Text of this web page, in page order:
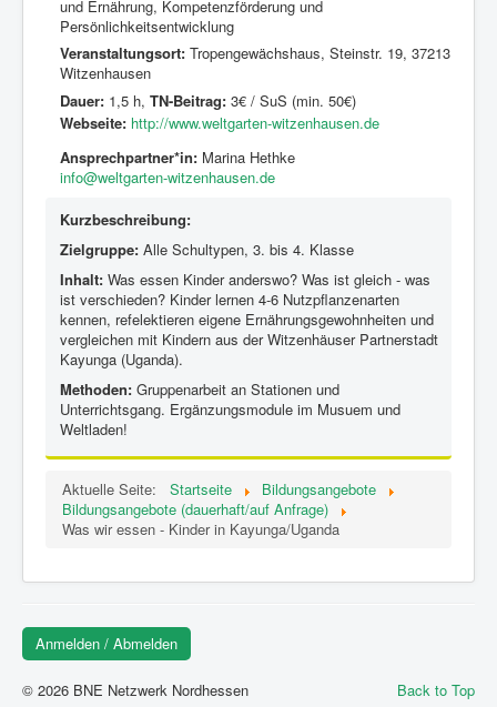
und Ernährung, Kompetenzförderung und
Persönlichkeitsentwicklung
Veranstaltungsort: Tropengewächshaus, Steinstr. 19, 37213
Witzenhausen
Dauer: 1,5 h, TN-Beitrag: 3€ / SuS (min. 50€)
Webseite: http://www.weltgarten-witzenhausen.de
Ansprechpartner*in: Marina Hethke
info@weltgarten-witzenhausen.de
Kurzbeschreibung:
Zielgruppe: Alle Schultypen, 3. bis 4. Klasse
Inhalt: Was essen Kinder anderswo? Was ist gleich - was
ist verschieden? Kinder lernen 4-6 Nutzpflanzenarten
kennen, refelektieren eigene Ernährungsgewohnheiten und
vergleichen mit Kindern aus der Witzenhäuser Partnerstadt
Kayunga (Uganda).
Methoden: Gruppenarbeit an Stationen und
Unterrichtsgang. Ergänzungsmodule im Musuem und
Weltladen!
Aktuelle Seite: Startseite
Bildungsangebote
Bildungsangebote (dauerhaft/auf Anfrage)
Was wir essen - Kinder in Kayunga/Uganda
Anmelden / Abmelden
Back to Top
© 2026 BNE Netzwerk Nordhessen